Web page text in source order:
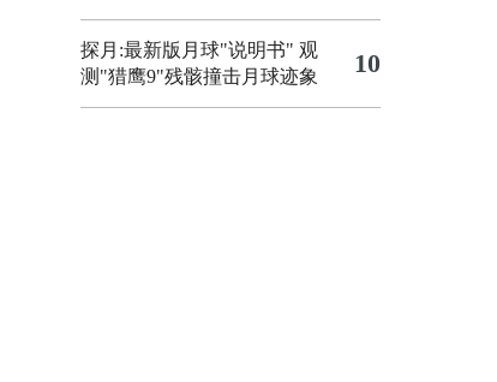
探月:最新版月球"说明书" 观
测"猎鹰9"残骸撞击月球迹象
10